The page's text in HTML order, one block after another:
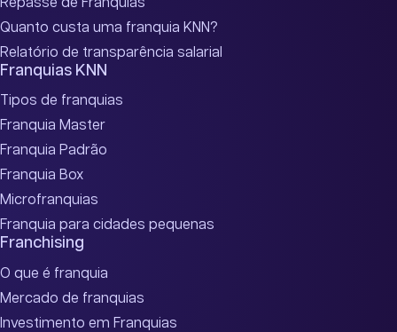
Quanto custa uma franquia KNN?
Relatório de transparência salarial
Franquias KNN
Tipos de franquias
Franquia Master
Franquia Padrão
Franquia Box
Microfranquias
Franquia para cidades pequenas
Franchising
O que é franquia
Mercado de franquias
Investimento em Franquias